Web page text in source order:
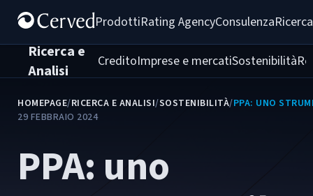
ProdottiRating AgencyConsulenza
Ricerca e
Analisi
CreditoImprese e mercatiSostenibilità
HOMEPAGE/RICERCA E ANALISI/SOSTENIBILITÀ/PPA: UNO
29 FEBBRAIO 2024
PPA: uno